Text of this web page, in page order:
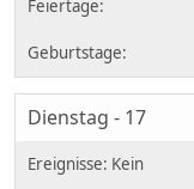
Dienstag - 17